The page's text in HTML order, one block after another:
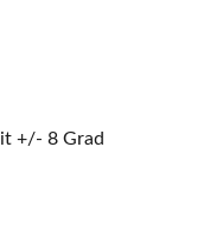
+/- 8 Grad